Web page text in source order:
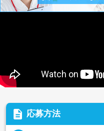
description 応募方法